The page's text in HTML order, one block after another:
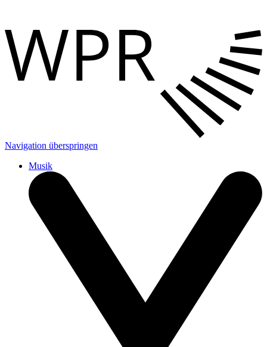
Navigation überspringen
Musik